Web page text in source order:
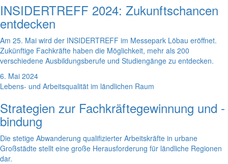
INSIDERTREFF 2024: Zukunftschancen
entdecken
Am 25. Mai wird der INSIDERTREFF im Messepark Löbau eröffnet.
Zukünftige Fachkräfte haben die Möglichkeit, mehr als 200
verschiedene Ausbildungsberufe und Studiengänge zu entdecken.
6. Mai 2024
Lebens- und Arbeitsqualität im ländlichen Raum
Strategien zur Fachkräftegewinnung und -
bindung
Die stetige Abwanderung qualifizierter Arbeitskräfte in urbane
Großstädte stellt eine große Herausforderung für ländliche Regionen
dar.